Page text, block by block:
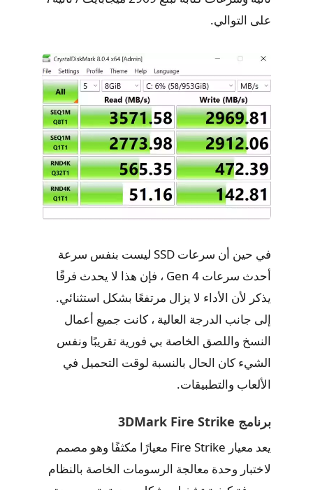
على التوالي.
في حين أن سرعات SSD ليست بنفس سرعة
أحدث سرعات Gen 4 ، فإن هذا لا يحدث فرقًا
يذكر لأن الأداء لا يزال مرتفعًا بشكل استثنائي.
إلى جانب الدرجة العالية ، كانت جميع أعمال
النسخ واللصق الخاصة بي فورية تقريبًا ونفس
الشيء كان الحال بالنسبة لوقت التحميل في
الألعاب والتطبيقات.
برنامج 3DMark Fire Strike
يعد معيار Fire Strike معيارًا مكثفًا وهو مصمم
لاختبار وحدة معالجة الرسومات الخاصة بالنظام